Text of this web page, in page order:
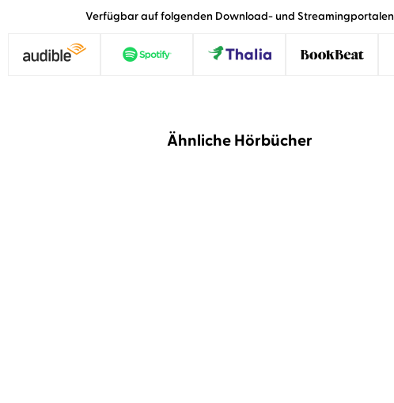
Verfügbar auf folgenden Download- und Streamingportalen
Ähnliche Hörbücher